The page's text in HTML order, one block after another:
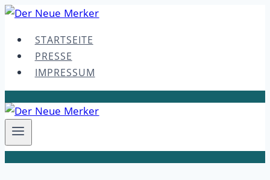
Skip
contentSTARTSEITE
PRESSE
IMPRESSUM